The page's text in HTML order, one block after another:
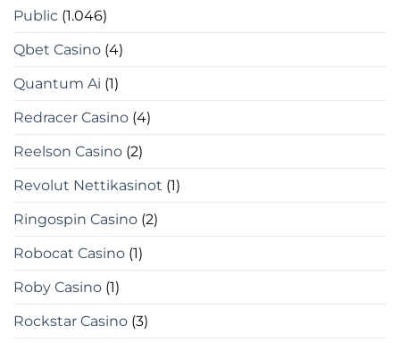
Public (1.046)
Qbet Casino (4)
Quantum Ai (1)
Redracer Casino (4)
Reelson Casino (2)
Revolut Nettikasinot (1)
Ringospin Casino (2)
Robocat Casino (1)
Roby Casino (1)
Rockstar Casino (3)